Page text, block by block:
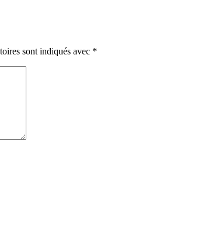
sont indiqués avec *